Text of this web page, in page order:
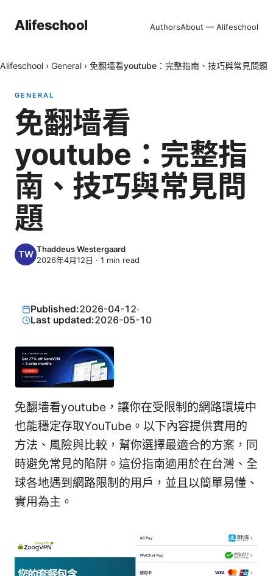
Alifeschool AuthorsAbout — Alifeschool
Alifeschool › General › 免翻墙看youtube：完整指南、技巧與常見問題
GENERAL
免翻墙看
youtube：完整指
南、技巧與常見問
題
Thaddeus Westergaard
2026年4月12日 · 1 min read
Published:2026-04-12·
Last updated:2026-05-10
免翻墙看youtube，讓你在受限制的網路環境中
也能穩定存取YouTube。以下內容提供實用的
方法、風險與比較，幫你選擇最適合的方案，同
時避免常見的陷阱。這份指南適用於在台灣、全
球各地遇到網路限制的用戶，並且以簡單易懂、
實用為主。